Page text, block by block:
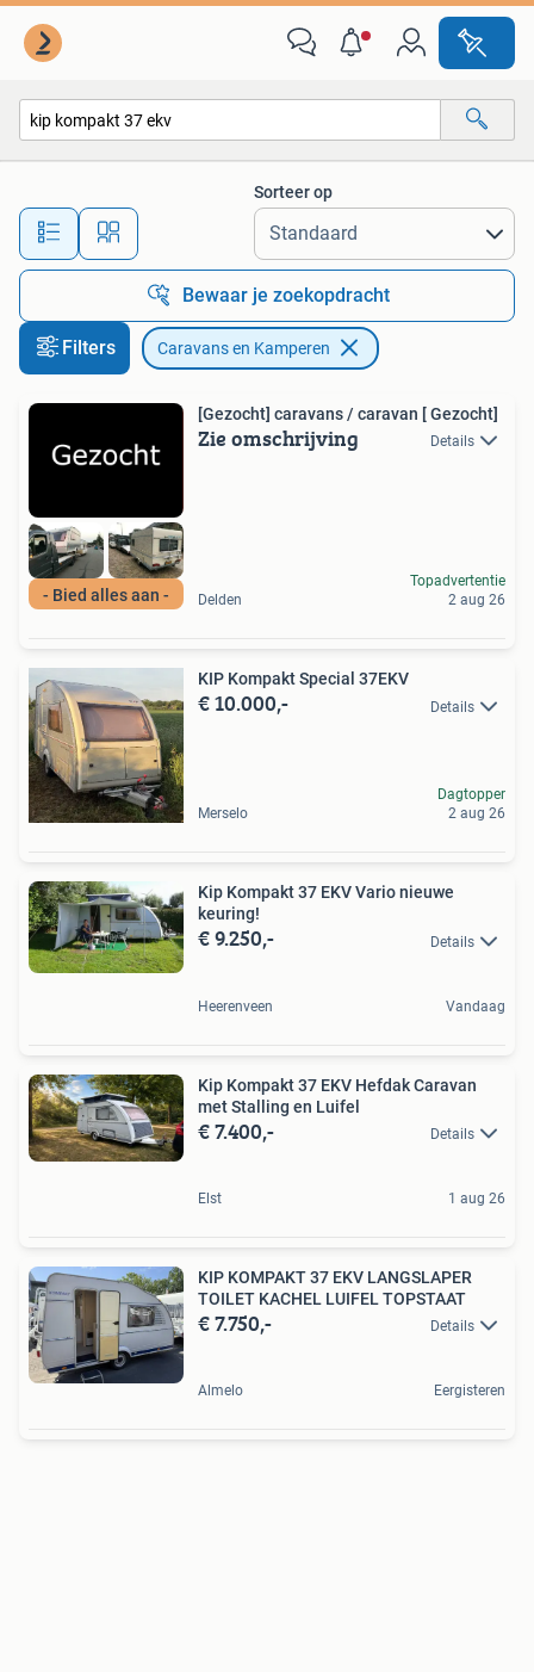
Alle afstanden…
Sorteer op
Bewaar je zoekopdracht
Filters Caravans en Kamperen
- Bied alles aan -
[Gezocht] caravans / caravan [ Gezocht]
Zie omschrijving Details
Delden
Topadvertentie
2 aug 26
KIP Kompakt Special 37EKV
€ 10.000,- Details
Merselo
Dagtopper
2 aug 26
Kip Kompakt 37 EKV Vario nieuwe
keuring!
€ 9.250,- Details
Heerenveen Vandaag
Kip Kompakt 37 EKV Hefdak Caravan
met Stalling en Luifel
€ 7.400,- Details
Elst 1 aug 26
KIP KOMPAKT 37 EKV LANGSLAPER
TOILET KACHEL LUIFEL TOPSTAAT
€ 7.750,- Details
Almelo Eergisteren